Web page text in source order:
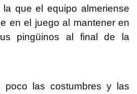
la que el equipo almeriense
en el juego al mantener en
pingüinos al final de la
poco las costumbres y las